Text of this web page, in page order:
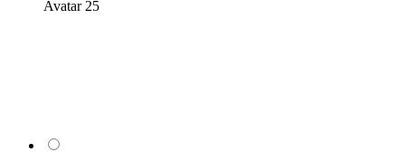
Avatar 25